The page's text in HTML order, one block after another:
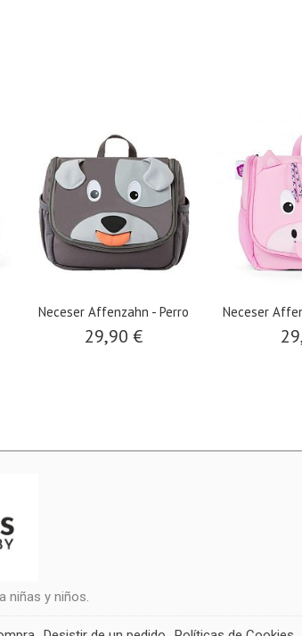
Neceser Affenzahn - Perro
29,90 €
Neceser
niñas y niños.